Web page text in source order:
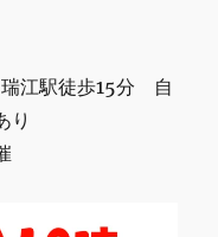
江駅徒歩15分 自
り